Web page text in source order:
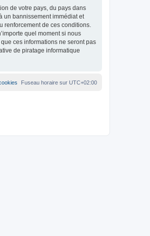
de votre pays, du pays dans
un bannissement immédiat et
renforcement de ces conditions.
quel moment si nous
ces informations ne seront pas
de piratage informatique
Fuseau horaire sur UTC+02:00